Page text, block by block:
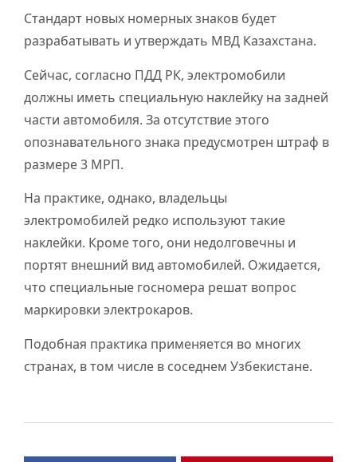
Стандарт новых номерных знаков будет
разрабатывать и утверждать МВД Казахстана.
Сейчас, согласно ПДД РК, электромобили
должны иметь специальную наклейку на задней
части автомобиля. За отсутствие этого
опознавательного знака предусмотрен штраф в
размере 3 МРП.
На практике, однако, владельцы
электромобилей редко используют такие
наклейки. Кроме того, они недолговечны и
портят внешний вид автомобилей. Ожидается,
что специальные госномера решат вопрос
маркировки электрокаров.
Подобная практика применяется во многих
странах, в том числе в соседнем Узбекистане.